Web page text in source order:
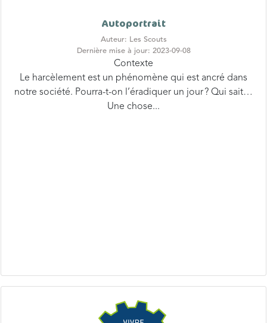
Auteur: Les Scouts
Dernière mise à jour: 2023-09-08
Contexte
Le harcèlement est un phénomène qui est ancré dans
notre société. Pourra-t-on l’éradiquer un jour ? Qui sait…
Une chose...